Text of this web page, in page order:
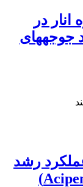
در
جوجه‏های
رشد